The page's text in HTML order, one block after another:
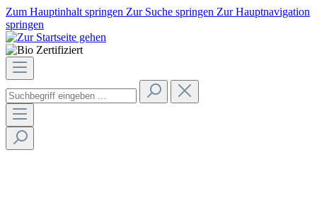
Zum Hauptinhalt springen Zur Suche springen Zur Hauptnavigation
springen